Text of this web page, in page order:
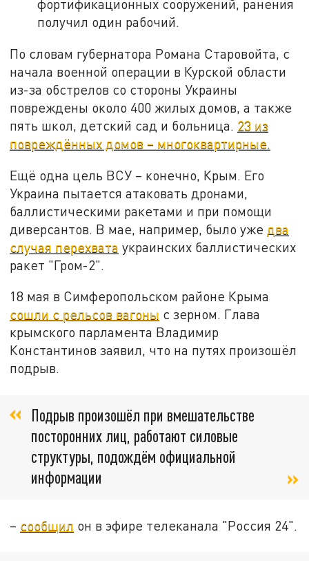
фортификационных сооружений, ранения
получил один рабочий.
По словам губернатора Романа Старовойта, с
начала военной операции в Курской области
из-за обстрелов со стороны Украины
повреждены около 400 жилых домов, а также
пять школ, детский сад и больница. 23 из
повреждённых домов – многоквартирные.
Ещё одна цель ВСУ – конечно, Крым. Его
Украина пытается атаковать дронами,
баллистическими ракетами и при помощи
диверсантов. В мае, например, было уже два
случая перехвата украинских баллистических
ракет "Гром-2".
18 мая в Симферопольском районе Крыма
сошли с рельсов вагоны с зерном. Глава
крымского парламента Владимир
Константинов заявил, что на путях произошёл
подрыв.
Подрыв произошёл при вмешательстве
посторонних лиц, работают силовые
структуры, подождём официальной
информации
– сообщил он в эфире телеканала "Россия 24".